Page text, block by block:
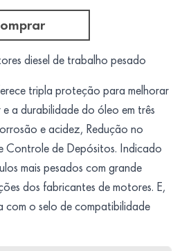
diesel de trabalho pesado
tripla proteção para melhorar
a durabilidade do óleo em três
e acidez, Redução no
Controle de Depósitos. Indicado
mais pesados com grande
dos fabricantes de motores. E,
com o selo de compatibilidade